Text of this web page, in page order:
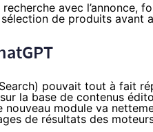
avec l’annonce,
de produits avant
pouvait tout à fait
la base de contenus
module va
de résultats des